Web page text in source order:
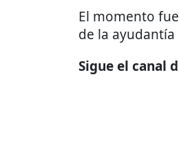
El momento fue
de la
Sigue el canal